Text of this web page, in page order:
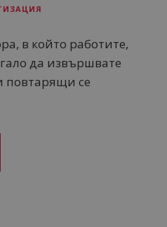
в който работите,
да извършвате
повтарящи се